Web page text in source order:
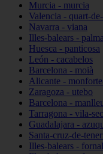
Murcia - murcia
Valencia - quart-
Navarra - viana
Illes-balears -
Huesca - panticosa
León - cacabelos
Barcelona - moià
Alicante -
Zaragoza - utebo
Barcelona -
Tarragona - vila-
Guadalajara -
Santa-cruz-de-
Illes-balears -